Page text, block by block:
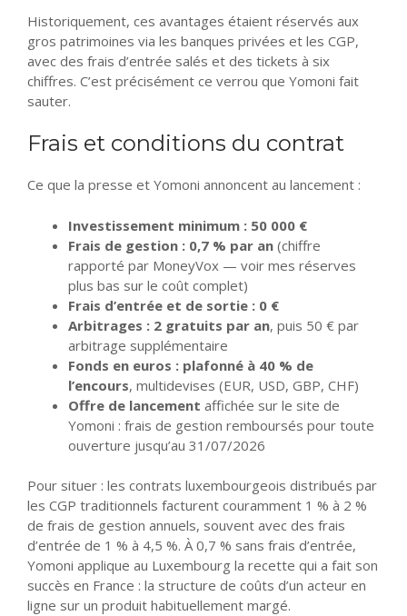
Historiquement, ces avantages étaient réservés aux
gros patrimoines via les banques privées et les CGP,
avec des frais d’entrée salés et des tickets à six
chiffres. C’est précisément ce verrou que Yomoni fait
sauter.
Frais et conditions du contrat
Ce que la presse et Yomoni annoncent au lancement :
Investissement minimum : 50 000 €
Frais de gestion : 0,7 % par an (chiffre
rapporté par MoneyVox — voir mes réserves
plus bas sur le coût complet)
Frais d’entrée et de sortie : 0 €
Arbitrages : 2 gratuits par an, puis 50 € par
arbitrage supplémentaire
Fonds en euros : plafonné à 40 % de
l’encours, multidevises (EUR, USD, GBP, CHF)
Offre de lancement affichée sur le site de
Yomoni : frais de gestion remboursés pour toute
ouverture jusqu’au 31/07/2026
Pour situer : les contrats luxembourgeois distribués par
les CGP traditionnels facturent couramment 1 % à 2 %
de frais de gestion annuels, souvent avec des frais
d’entrée de 1 % à 4,5 %. À 0,7 % sans frais d’entrée,
Yomoni applique au Luxembourg la recette qui a fait son
succès en France : la structure de coûts d’un acteur en
ligne sur un produit habituellement margé.